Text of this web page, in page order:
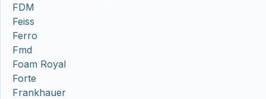
FDM
Feiss
Ferro
Fmd
Foam Royal
Forte
Frankhauer